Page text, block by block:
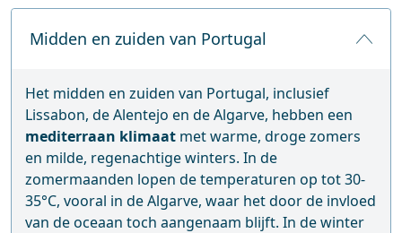
Midden en zuiden van Portugal
Het midden en zuiden van Portugal, inclusief
Lissabon, de Alentejo en de Algarve, hebben een
mediterraan klimaat met warme, droge zomers
en milde, regenachtige winters. In de
zomermaanden lopen de temperaturen op tot 30-
35°C, vooral in de Algarve, waar het door de invloed
van de oceaan toch aangenaam blijft. In de winter